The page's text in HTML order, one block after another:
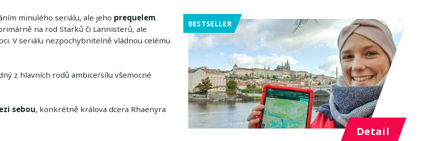
minulého seriálu, ale jeho prequelem.
na rod Starků či Lannisterů, ale
V seriálu nezpochybnitelně vládnou celému
z hlavních rodů ambice/sílu všemocné
sebou, konkrétně králova dcera Rhaenyra
BESTSELLER
Detail